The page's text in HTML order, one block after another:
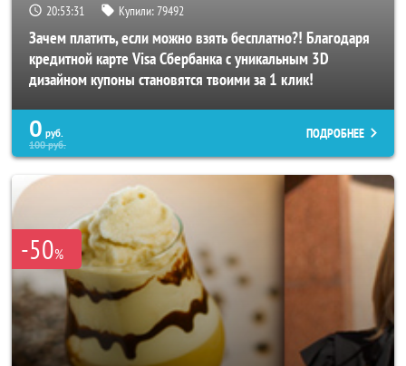
20:53:27 Купили:79492
Зачем платить, если можно взять бесплатно?! Благодаря
кредитной карте Visa Сбербанка с уникальным 3D
дизайном купоны становятся твоими за 1 клик!
0 руб.
100руб.
ПОДРОБНЕЕ
-50%